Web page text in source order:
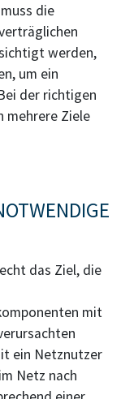
die
werden,
um ein
der richtigen
mehrere Ziele
das Ziel, die
mit
ein Netznutzer
Netz nach